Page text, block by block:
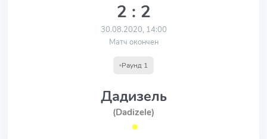
2 : 2
30.08.2020, 14:00
Матч окончен
Раунд 1
Дадизель
(Dadizele)
⬤